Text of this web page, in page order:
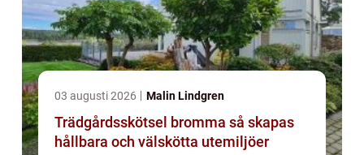
03 augusti 2026 Malin Lindgren
Trädgårdsskötsel bromma så skapas
hållbara och välskötta utemiljöer